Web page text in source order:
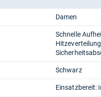
Damen
Schnelle
Schwarz
Einsatzbereit: